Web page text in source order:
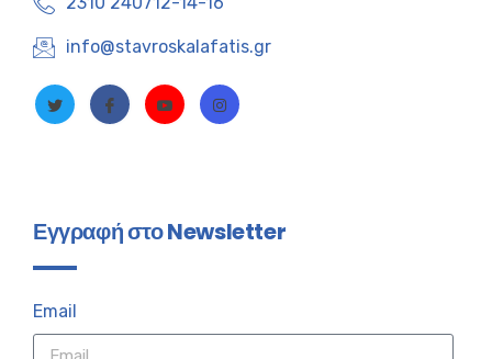
info@stavroskalafatis.gr
Εγγραφή στο Newsletter
Email